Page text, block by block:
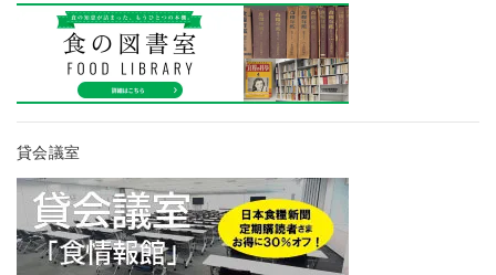
貸会議室